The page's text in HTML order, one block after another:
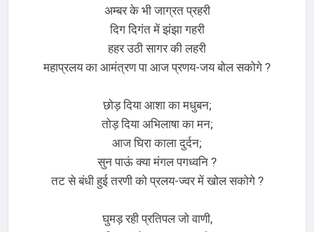
अम्बर के भी जाग्रत प्रहरी
दिग दिगंत में झंझा गहरी
हहर उठी सागर की लहरी
महाप्रलय का आमंत्रण पा आज प्रणय-जय बोल सकोगे ?
छोड़ दिया आशा का मधुबन;
तोड़ दिया अभिलाषा का मन;
आज घिरा काला दुर्दन;
सुन पाऊं क्या मंगल पगध्वनि ?
तट से बंधी हुई तरणी को प्रलय-ज्वर में खोल सकोगे ?
घुमड़ रही प्रतिपल जो वाणी,